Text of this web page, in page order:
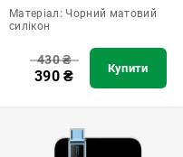
Матеріал: Чорний матовий
силікон
430₴
390₴ Купити